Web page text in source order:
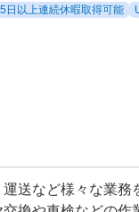
5日以上連続休暇取得可能
送など様々な業務